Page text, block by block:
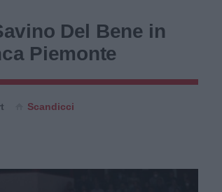
Del Bene in
Piemonte
Scandicci